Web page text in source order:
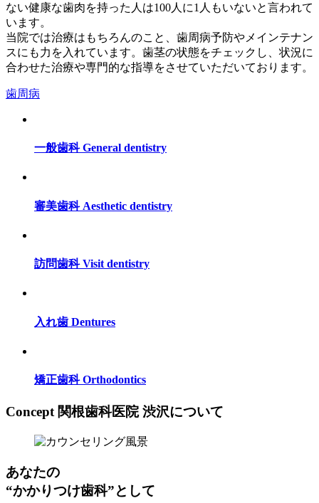
ない健康な歯肉を持った人は100人に1人もいないと言われて
います。
当院では治療はもちろんのこと、歯周病予防やメインテナン
スにも力を入れています。歯茎の状態をチェックし、状況に
合わせた治療や専門的な指導をさせていただいております。
歯周病
一般歯科 General dentistry
審美歯科 Aesthetic dentistry
訪問歯科 Visit dentistry
入れ歯 Dentures
矯正歯科 Orthodontics
Concept 関根歯科医院 渋沢について
あなたの
“かかりつけ歯科”として